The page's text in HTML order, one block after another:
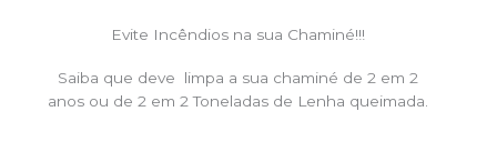
Evite Incêndios na sua Chaminé!!!
Saiba que deve limpa a sua chaminé de 2 em 2
anos ou de 2 em 2 Toneladas de Lenha queimada.